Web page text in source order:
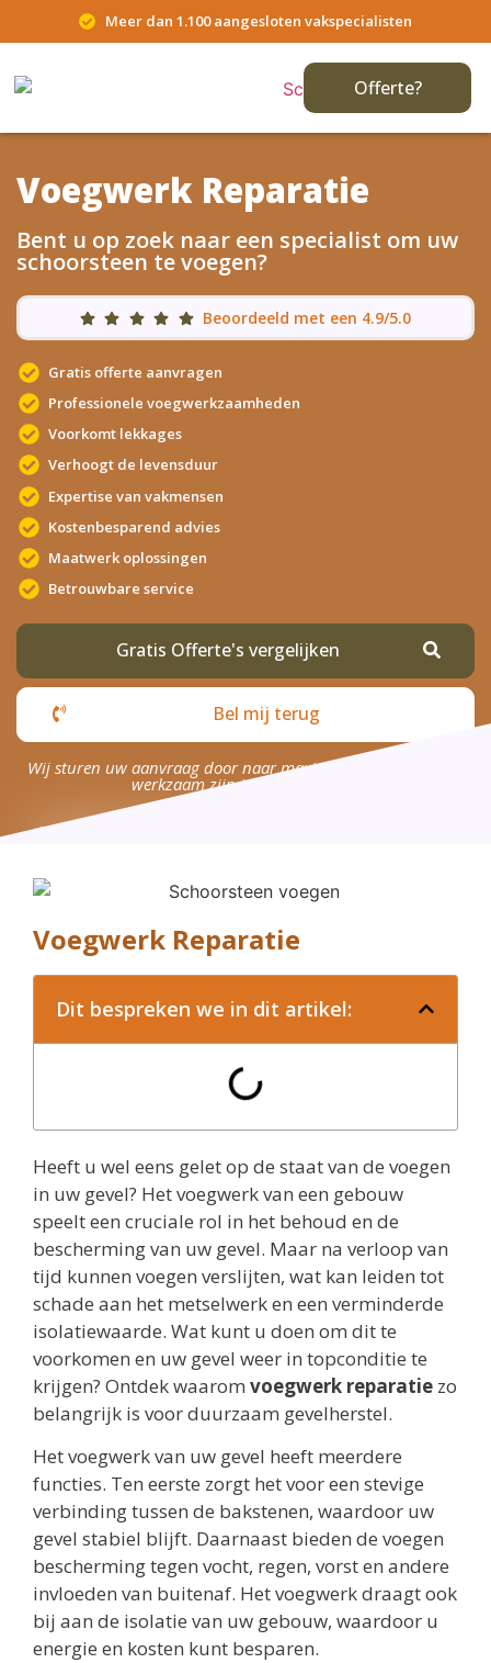
Meer dan 1.100 aangesloten vakspecialisten
Offerte?
Voegwerk Reparatie
Bent u op zoek naar een specialist om uw
schoorsteen te voegen?
Beoordeeld met een 4.9/5.0
Gratis offerte aanvragen
Professionele voegwerkzaamheden
Voorkomt lekkages
Verhoogt de levensduur
Expertise van vakmensen
Kostenbesparend advies
Maatwerk oplossingen
Betrouwbare service
Gratis Offerte's vergelijken
Bel mij terug
Wij sturen uw aanvraag door naar maximaal 4 bedrijven die
werkzaam zijn in uw omgeving.
Voegwerk Reparatie
Dit bespreken we in dit artikel:
Heeft u wel eens gelet op de staat van de voegen
in uw gevel? Het voegwerk van een gebouw
speelt een cruciale rol in het behoud en de
bescherming van uw gevel. Maar na verloop van
tijd kunnen voegen verslijten, wat kan leiden tot
schade aan het metselwerk en een verminderde
isolatiewaarde. Wat kunt u doen om dit te
voorkomen en uw gevel weer in topconditie te
krijgen? Ontdek waarom voegwerk reparatie zo
belangrijk is voor duurzaam gevelherstel.
Het voegwerk van uw gevel heeft meerdere
functies. Ten eerste zorgt het voor een stevige
verbinding tussen de bakstenen, waardoor uw
gevel stabiel blijft. Daarnaast bieden de voegen
bescherming tegen vocht, regen, vorst en andere
invloeden van buitenaf. Het voegwerk draagt ook
bij aan de isolatie van uw gebouw, waardoor u
energie en kosten kunt besparen.